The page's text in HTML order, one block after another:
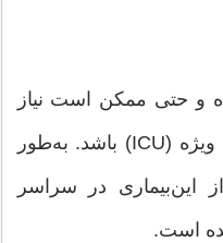
و حتی ممکن است نیاز
به‌بستری در بخش مراقبت‌های ویژه (ICU) باشد. به‌طور
این‌بیماری در سراسر